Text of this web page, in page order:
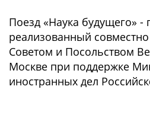
Поезд «Наука будущего» -
реализованный
Советом и Посольством
Москве при поддержке
иностранных дел